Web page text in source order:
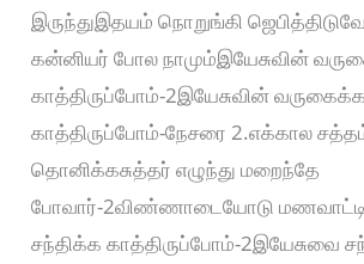
இருந்துஇதயம் நொறுங்கி
கன்னியர் போல நாமும்இயேசுவின்
காத்திருப்போம்-2இயேசுவின்
காத்திருப்போம்-நேசரை 2.எக்கால
தொனிக்கசுத்தர் எழுந்து மறைந்தே
போவார்-2விண்ணாடையோடு
சந்திக்க காத்திருப்போம்-2இயேசுவை